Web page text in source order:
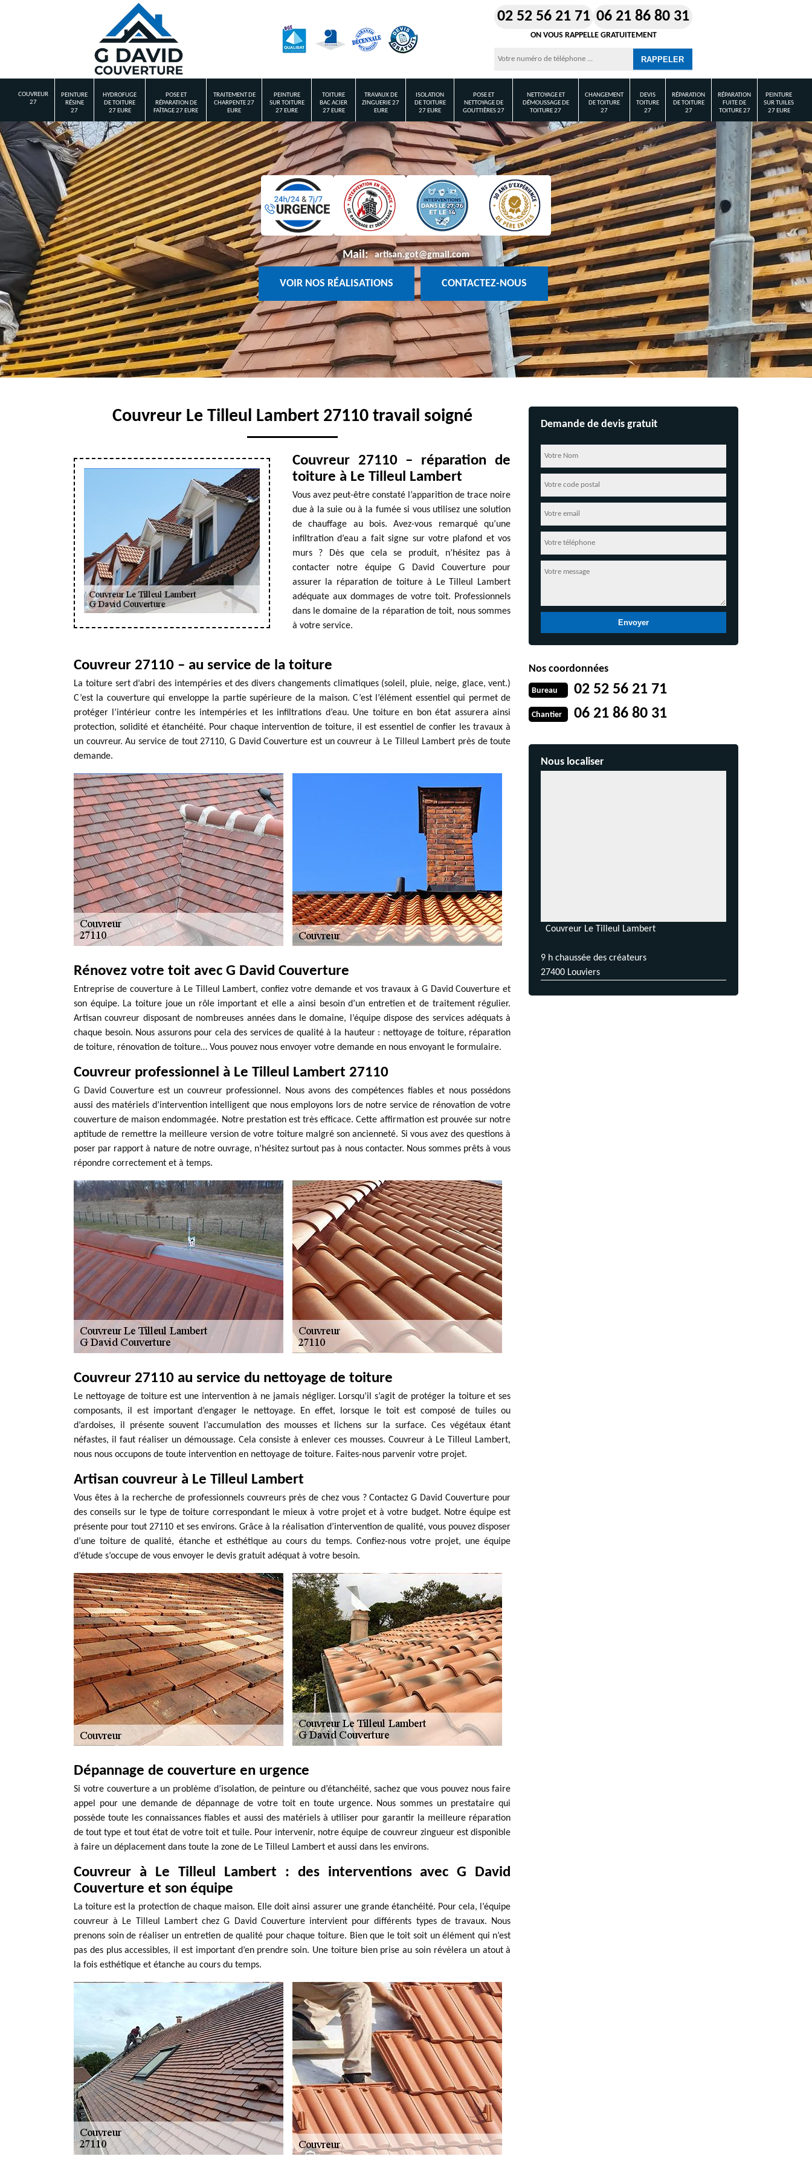
02 52 56 21 71 06 21 86 80 31
ON VOUS RAPPELLE GRATUITEMENT
COUVREUR
27
PEINTURE
RÉSINE
27
HYDROFUGE
DE TOITURE
27 EURE
POSE ET
RÉPARATION DE
FAÎTAGE 27 EURE
TRAITEMENT DE
CHARPENTE 27
EURE
PEINTURE
SUR TOITURE
27 EURE
TOITURE
BAC ACIER
27 EURE
TRAVAUX DE
ZINGUERIE 27
EURE
ISOLATION
DE TOITURE
27 EURE
POSE ET
NETTOYAGE DE
GOUTTIÈRES 27
NETTOYAGE ET
DÉMOUSSAGE DE
TOITURE 27
CHANGEMENT
DE TOITURE
27
DEVIS
TOITURE
27
RÉPARATION
DE TOITURE
27
RÉPARATION
FUITE DE
TOITURE 27
PEINTURE
SUR TUILES
27 EURE
Mail: artisan.got@gmail.com
VOIR NOS RÉALISATIONS CONTACTEZ-NOUS
Couvreur Le Tilleul Lambert 27110 travail soigné
Couvreur 27110 – réparation de
toiture à Le Tilleul Lambert
Vous avez peut-être constaté l’apparition de trace noire
due à la suie ou à la fumée si vous utilisez une solution
de chauffage au bois. Avez-vous remarqué qu’une
infiltration d’eau a fait signe sur votre plafond et vos
murs ? Dès que cela se produit, n’hésitez pas à
contacter notre équipe G David Couverture pour
assurer la réparation de toiture à Le Tilleul Lambert
adéquate aux dommages de votre toit. Professionnels
dans le domaine de la réparation de toit, nous sommes
à votre service.
Couvreur 27110 – au service de la toiture
La toiture sert d’abri des intempéries et des divers changements climatiques (soleil, pluie, neige, glace, vent.)
C’est la couverture qui enveloppe la partie supérieure de la maison. C’est l’élément essentiel qui permet de
protéger l’intérieur contre les intempéries et les infiltrations d’eau. Une toiture en bon état assurera ainsi
protection, solidité et étanchéité. Pour chaque intervention de toiture, il est essentiel de confier les travaux à
un couvreur. Au service de tout 27110, G David Couverture est un couvreur à Le Tilleul Lambert près de toute
demande.
Rénovez votre toit avec G David Couverture
Entreprise de couverture à Le Tilleul Lambert, confiez votre demande et vos travaux à G David Couverture et
son équipe. La toiture joue un rôle important et elle a ainsi besoin d’un entretien et de traitement régulier.
Artisan couvreur disposant de nombreuses années dans le domaine, l’équipe dispose des services adéquats à
chaque besoin. Nous assurons pour cela des services de qualité à la hauteur : nettoyage de toiture, réparation
de toiture, rénovation de toiture… Vous pouvez nous envoyer votre demande en nous envoyant le formulaire.
Couvreur professionnel à Le Tilleul Lambert 27110
G David Couverture est un couvreur professionnel. Nous avons des compétences fiables et nous possédons
aussi des matériels d’intervention intelligent que nous employons lors de notre service de rénovation de votre
couverture de maison endommagée. Notre prestation est très efficace. Cette affirmation est prouvée sur notre
aptitude de remettre la meilleure version de votre toiture malgré son ancienneté. Si vous avez des questions à
poser par rapport à nature de notre ouvrage, n’hésitez surtout pas à nous contacter. Nous sommes prêts à vous
répondre correctement et à temps.
Couvreur 27110 au service du nettoyage de toiture
Le nettoyage de toiture est une intervention à ne jamais négliger. Lorsqu’il s’agit de protéger la toiture et ses
composants, il est important d’engager le nettoyage. En effet, lorsque le toit est composé de tuiles ou
d’ardoises, il présente souvent l’accumulation des mousses et lichens sur la surface. Ces végétaux étant
néfastes, il faut réaliser un démoussage. Cela consiste à enlever ces mousses. Couvreur à Le Tilleul Lambert,
nous nous occupons de toute intervention en nettoyage de toiture. Faites-nous parvenir votre projet.
Artisan couvreur à Le Tilleul Lambert
Vous êtes à la recherche de professionnels couvreurs près de chez vous ? Contactez G David Couverture pour
des conseils sur le type de toiture correspondant le mieux à votre projet et à votre budget. Notre équipe est
présente pour tout 27110 et ses environs. Grâce à la réalisation d’intervention de qualité, vous pouvez disposer
d’une toiture de qualité, étanche et esthétique au cours du temps. Confiez-nous votre projet, une équipe
d’étude s’occupe de vous envoyer le devis gratuit adéquat à votre besoin.
Dépannage de couverture en urgence
Si votre couverture a un problème d’isolation, de peinture ou d’étanchéité, sachez que vous pouvez nous faire
appel pour une demande de dépannage de votre toit en toute urgence. Nous sommes un prestataire qui
possède toute les connaissances fiables et aussi des matériels à utiliser pour garantir la meilleure réparation
de tout type et tout état de votre toit et tuile. Pour intervenir, notre équipe de couvreur zingueur est disponible
à faire un déplacement dans toute la zone de Le Tilleul Lambert et aussi dans les environs.
Couvreur à Le Tilleul Lambert : des interventions avec G David
Couverture et son équipe
La toiture est la protection de chaque maison. Elle doit ainsi assurer une grande étanchéité. Pour cela, l’équipe
couvreur à Le Tilleul Lambert chez G David Couverture intervient pour différents types de travaux. Nous
prenons soin de réaliser un entretien de qualité pour chaque toiture. Bien que le toit soit un élément qui n’est
pas des plus accessibles, il est important d’en prendre soin. Une toiture bien prise au soin révèlera un atout à
la fois esthétique et étanche au cours du temps.
Demande de devis gratuit
Nos coordonnées
Bureau 02 52 56 21 71
Chantier 06 21 86 80 31
Nous localiser
Couvreur Le Tilleul Lambert
9 h chaussée des créateurs
27400 Louviers